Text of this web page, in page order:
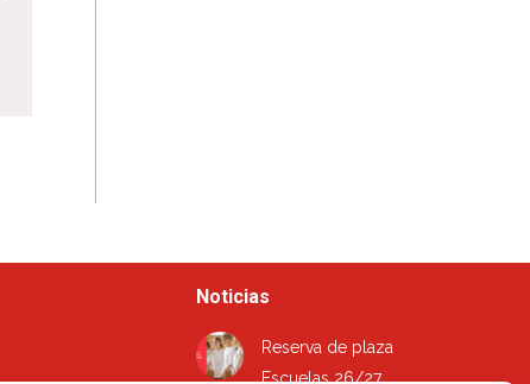
Noticias
Reserva de plaza
Escuelas 26/27